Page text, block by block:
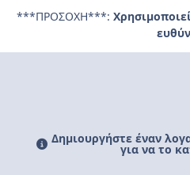
***ΠΡΟΣΟΧΗ***:
Δημιουργήστε έναν
για να το